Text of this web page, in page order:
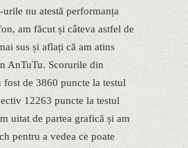
nu atestă performanța
am făcut și câteva astfel de
sus și aflați că am atins
AnTuTu. Scorurile din
fost de 3860 puncte la testul
12263 puncte la testul
uitat de partea grafică și am
pentru a vedea ce poate